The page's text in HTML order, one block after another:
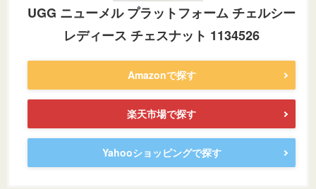
UGG ニューメル プラットフォーム チェルシー
レディース チェスナット 1134526
Amazonで探す
楽天市場で探す
Yahooショッピングで探す